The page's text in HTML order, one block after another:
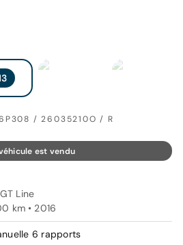
/ 26035210O / R
est vendu
Line
km • 2016
6 rapports